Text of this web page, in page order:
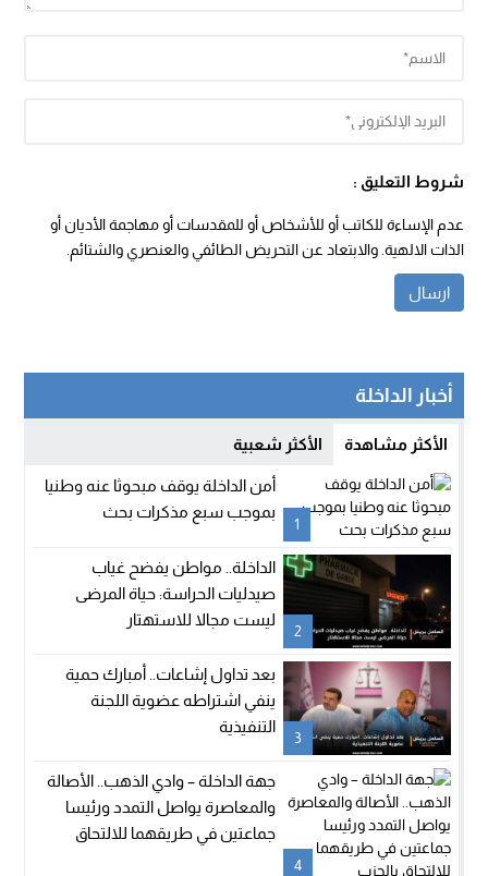
شروط التعليق :
عدم الإساءة للكاتب أو للأشخاص أو للمقدسات أو مهاجمة الأديان أو
الذات الالهية. والابتعاد عن التحريض الطائفي والعنصري والشتائم.
أخبار الداخلة
الأكثر مشاهدة الأكثر شعبية
1
أمن الداخلة يوقف مبحوثا عنه وطنيا
بموجب سبع مذكرات بحث
2
الداخلة.. مواطن يفضح غياب
صيدليات الحراسة: حياة المرضى
ليست مجالا للاستهتار
3
بعد تداول إشاعات.. أمبارك حمية
ينفي اشتراطه عضوية اللجنة
التنفيذية
4
جهة الداخلة – وادي الذهب.. الأصالة
والمعاصرة يواصل التمدد ورئيسا
جماعتين في طريقهما للالتحاق